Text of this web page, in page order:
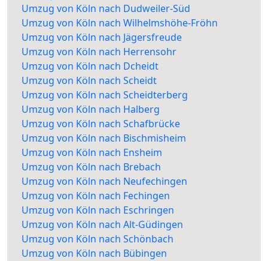
Umzug von Köln nach Dudweiler-Süd
Umzug von Köln nach Wilhelmshöhe-Fröhn
Umzug von Köln nach Jägersfreude
Umzug von Köln nach Herrensohr
Umzug von Köln nach Dcheidt
Umzug von Köln nach Scheidt
Umzug von Köln nach Scheidterberg
Umzug von Köln nach Halberg
Umzug von Köln nach Schafbrücke
Umzug von Köln nach Bischmisheim
Umzug von Köln nach Ensheim
Umzug von Köln nach Brebach
Umzug von Köln nach Neufechingen
Umzug von Köln nach Fechingen
Umzug von Köln nach Eschringen
Umzug von Köln nach Alt-Güdingen
Umzug von Köln nach Schönbach
Umzug von Köln nach Bübingen